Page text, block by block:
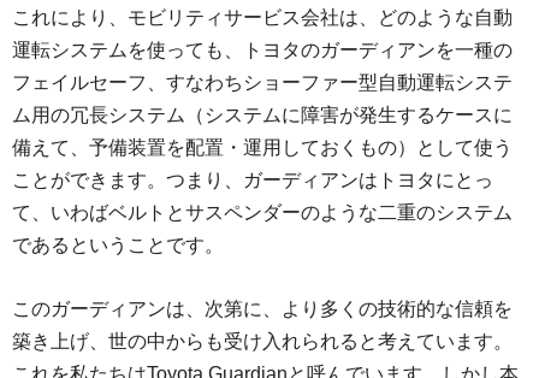
これにより、モビリティサービス会社は、どのような自動
運転システムを使っても、トヨタのガーディアンを一種の
フェイルセーフ、すなわちショーファー型自動運転システ
ム用の冗長システム（システムに障害が発生するケースに
備えて、予備装置を配置・運用しておくもの）として使う
ことができます。つまり、ガーディアンはトヨタにとっ
て、いわばベルトとサスペンダーのような二重のシステム
であるということです。
このガーディアンは、次第に、より多くの技術的な信頼を
築き上げ、世の中からも受け入れられると考えています。
これを私たちはToyota Guardianと呼んでいます。しかし本